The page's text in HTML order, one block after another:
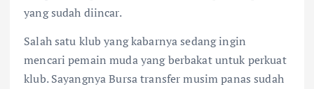
yang sudah diincar.
Salah satu klub yang kabarnya sedang ingin
mencari pemain muda yang berbakat untuk perkuat
klub. Sayangnya Bursa transfer musim panas sudah